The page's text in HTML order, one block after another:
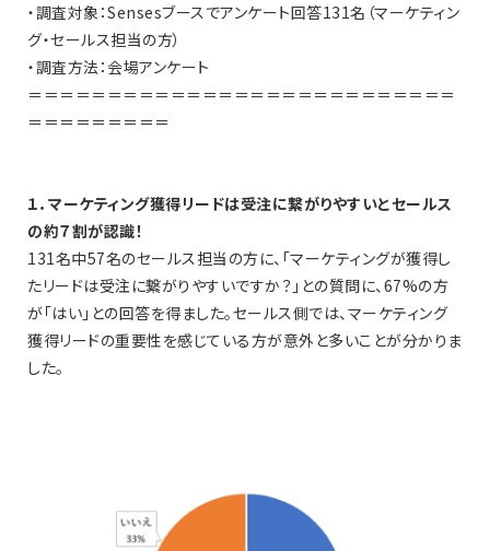
・調査対象：Sensesブースでアンケート回答131名（マーケティン
グ・セールス担当の方）
・調査方法：会場アンケート
＝＝＝＝＝＝＝＝＝＝＝＝＝＝＝＝＝＝＝＝＝＝＝＝＝＝＝
＝＝＝＝＝＝＝＝＝
１．マーケティング獲得リードは受注に繋がりやすいとセールス
の約７割が認識！
131名中57名のセールス担当の方に、「マーケティングが獲得し
たリードは受注に繋がりやすいですか？」との質問に、67%の方
が「はい」との回答を得ました。セールス側では、マーケティング
獲得リードの重要性を感じている方が意外と多いことが分かりま
した。